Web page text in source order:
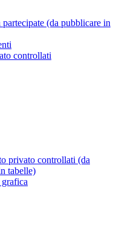
partecipate (da pubblicare in
controllati
privato controllati (da
tabelle)